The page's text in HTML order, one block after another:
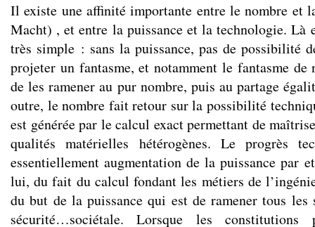
Il existe une affinité importante entre le nombre et
Macht) , et entre la puissance et la technologie. Là
très simple : sans la puissance, pas de possibilité
projeter un fantasme, et notamment le fantasme
de les ramener au pur nombre, puis au partage
outre, le nombre fait retour sur la possibilité
est générée par le calcul exact permettant de
qualités matérielles hétérogènes. Le progrès
essentiellement augmentation de la puissance par
lui, du fait du calcul fondant les métiers de
du but de la puissance qui est de ramener tous les
sécurité…sociétale. Lorsque les constitutions